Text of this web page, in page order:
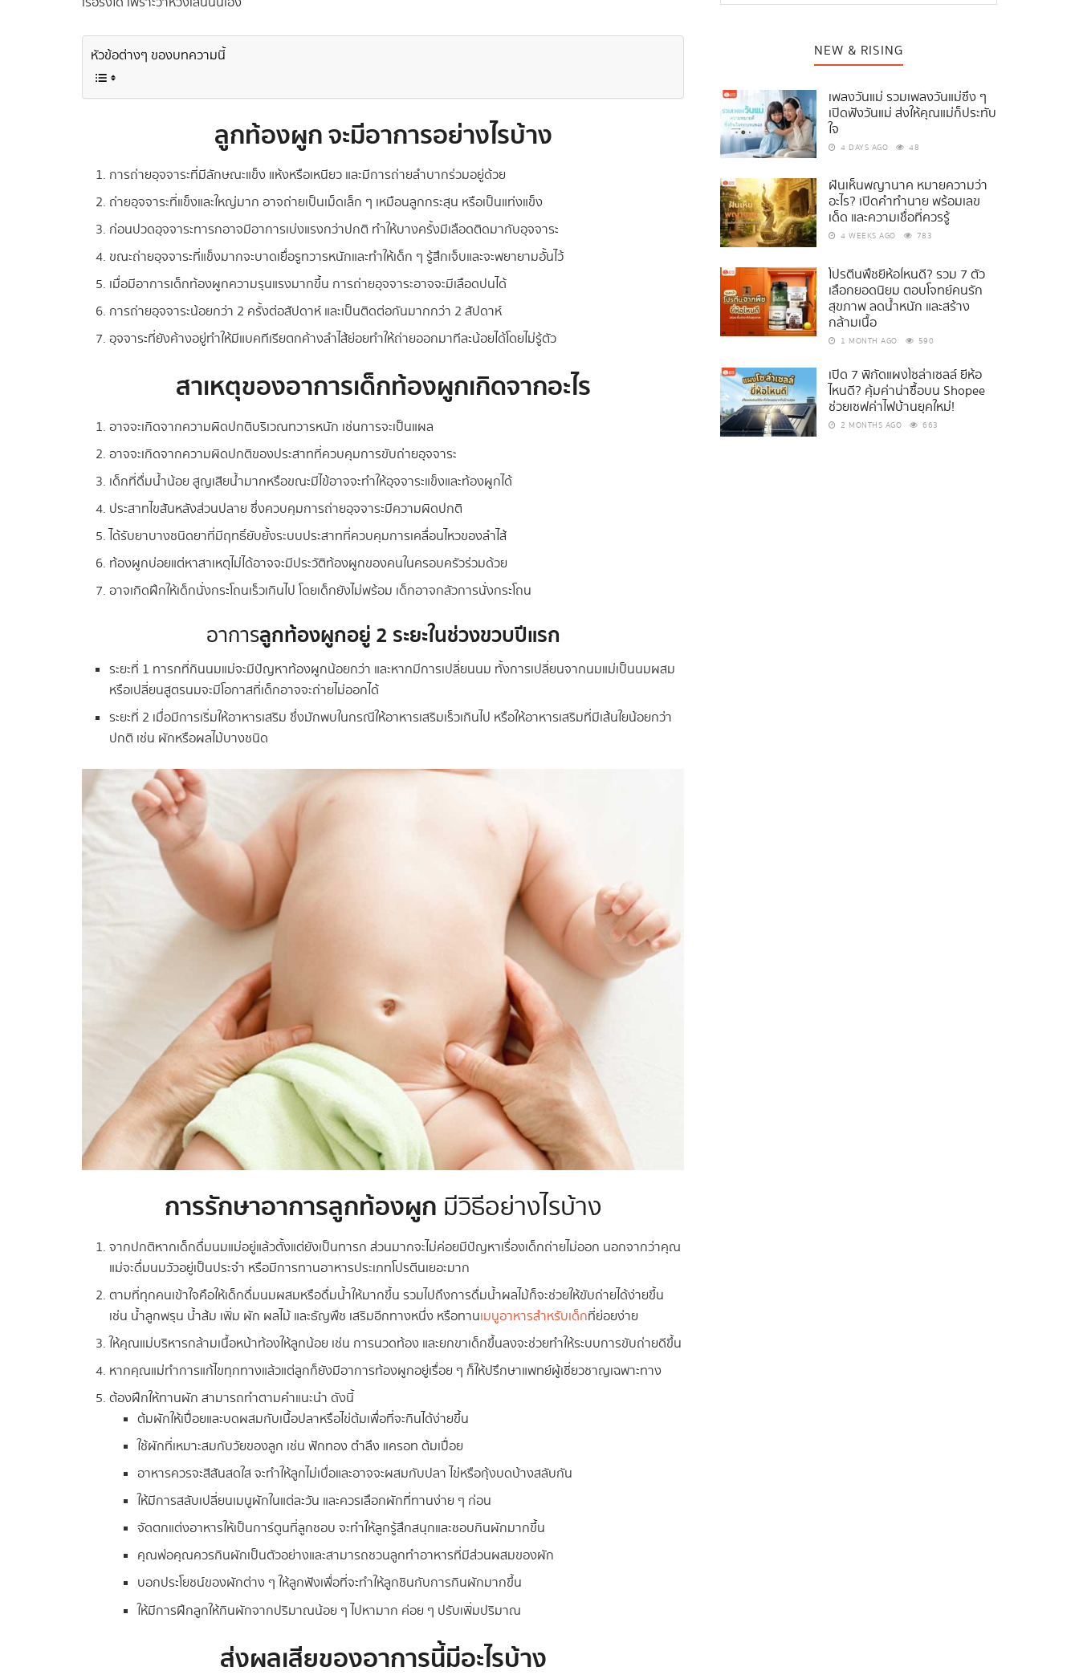
หัวข้อต่างๆ ของบทความนี้
ลูกท้องผูก จะมีอาการอย่างไรบ้าง
การถ่ายอุจจาระที่มีลักษณะแข็ง แห้งหรือเหนียว และมีการถ่ายลำบากร่วมอยู่ด้วย
ถ่ายอุจจาระที่แข็งและใหญ่มาก อาจถ่ายเป็นเม็ดเล็ก ๆ เหมือนลูกกระสุน หรือเป็นแท่งแข็ง
ก่อนปวดอุจจาระทารกอาจมีอาการเบ่งแรงกว่าปกติ ทำให้บางครั้งมีเลือดติดมากับอุจจาระ
ขณะถ่ายอุจจาระที่แข็งมากจะบาดเยื่อรูทวารหนักและทำให้เด็ก ๆ รู้สึกเจ็บและจะพยายามอั้นไว้
เมื่อมีอาการเด็กท้องผูกความรุนแรงมากขึ้น การถ่ายอุจจาระอาจจะมีเลือดปนได้
การถ่ายอุจจาระน้อยกว่า 2 ครั้งต่อสัปดาห์ และเป็นติดต่อกันมากกว่า 2 สัปดาห์
อุจจาระที่ยังค้างอยู่ทำให้มีแบคทีเรียตกค้างลำไส้ย่อยทำให้ถ่ายออกมาทีละน้อยได้โดยไม่รู้ตัว
สาเหตุของอาการเด็กท้องผูกเกิดจากอะไร
อาจจะเกิดจากความผิดปกติบริเวณทวารหนัก เช่นการจะเป็นแผล
อาจจะเกิดจากความผิดปกติของประสาทที่ควบคุมการขับถ่ายอุจจาระ
เด็กที่ดื่มน้ำน้อย สูญเสียน้ำมากหรือขณะมีไข้อาจจะทำให้อุจจาระแข็งและท้องผูกได้
ประสาทไขสันหลังส่วนปลาย ซึ่งควบคุมการถ่ายอุจจาระมีความผิดปกติ
ได้รับยาบางชนิดยาที่มีฤทธิ์ยับยั้งระบบประสาทที่ควบคุมการเคลื่อนไหวของลำไส้
ท้องผูกบ่อยแต่หาสาเหตุไม่ได้อาจจะมีประวัติท้องผูกของคนในครอบครัวร่วมด้วย
อาจเกิดฝึกให้เด็กนั่งกระโถนเร็วเกินไป โดยเด็กยังไม่พร้อม เด็กอาจกลัวการนั่งกระโถน
อาการลูกท้องผูกอยู่ 2 ระยะในช่วงขวบปีแรก
ระยะที่ 1 ทารกที่กินนมแม่จะมีปัญหาท้องผูกน้อยกว่า และหากมีการเปลี่ยนนม ทั้งการเปลี่ยนจากนมแม่เป็นนมผสม
หรือเปลี่ยนสูตรนมจะมีโอกาสที่เด็กอาจจะถ่ายไม่ออกได้
ระยะที่ 2 เมื่อมีการเริ่มให้อาหารเสริม ซึ่งมักพบในกรณีให้อาหารเสริมเร็วเกินไป หรือให้อาหารเสริมที่มีเส้นใยน้อยกว่า
ปกติ เช่น ผักหรือผลไม้บางชนิด
การรักษาอาการลูกท้องผูก มีวิธีอย่างไรบ้าง
จากปกติหากเด็กดื่มนมแม่อยู่แล้วตั้งแต่ยังเป็นทารก ส่วนมากจะไม่ค่อยมีปัญหาเรื่องเด็กถ่ายไม่ออก นอกจากว่าคุณ
แม่จะดื่มนมวัวอยู่เป็นประจำ หรือมีการทานอาหารประเภทโปรตีนเยอะมาก
ตามที่ทุกคนเข้าใจคือให้เด็กดื่มนมผสมหรือดื่มน้ำให้มากขึ้น รวมไปถึงการดื่มน้ำผลไม้ก็จะช่วยให้ขับถ่ายได้ง่ายขึ้น
เช่น น้ำลูกพรุน น้ำส้ม เพิ่ม ผัก ผลไม้ และธัญพืช เสริมอีกทางหนึ่ง หรือทานเมนูอาหารสำหรับเด็กที่ย่อยง่าย
ให้คุณแม่บริหารกล้ามเนื้อหน้าท้องให้ลูกน้อย เช่น การนวดท้อง และยกขาเด็กขึ้นลงจะช่วยทำให้ระบบการขับถ่ายดีขึ้น
หากคุณแม่ทำการแก้ไขทุกทางแล้วแต่ลูกก็ยังมีอาการท้องผูกอยู่เรื่อย ๆ ก็ให้ปรึกษาแพทย์ผู้เชี่ยวชาญเฉพาะทาง
ต้องฝึกให้ทานผัก สามารถทำตามคำแนะนำ ดังนี้
ต้มผักให้เปื่อยและบดผสมกับเนื้อปลาหรือไข่ต้มเพื่อที่จะกินได้ง่ายขึ้น
ใช้ผักที่เหมาะสมกับวัยของลูก เช่น ฟักทอง ตำลึง แครอท ต้มเปื่อย
อาหารควรจะสีสันสดใส จะทำให้ลูกไม่เบื่อและอาจจะผสมกับปลา ไข่หรือกุ้งบดบ้างสลับกัน
ให้มีการสลับเปลี่ยนเมนูผักในแต่ละวัน และควรเลือกผักที่ทานง่าย ๆ ก่อน
จัดตกแต่งอาหารให้เป็นการ์ตูนที่ลูกชอบ จะทำให้ลูกรู้สึกสนุกและชอบกินผักมากขึ้น
คุณพ่อคุณควรกินผักเป็นตัวอย่างและสามารถชวนลูกทำอาหารที่มีส่วนผสมของผัก
บอกประโยชน์ของผักต่าง ๆ ให้ลูกฟังเพื่อที่จะทำให้ลูกชินกับการกินผักมากขึ้น
ให้มีการฝึกลูกให้กินผักจากปริมาณน้อย ๆ ไปหามาก ค่อย ๆ ปรับเพิ่มปริมาณ
ส่งผลเสียของอาการนี้มีอะไรบ้าง
NEW & RISING
เพลงวันแม่ รวมเพลงวันแม่ซึ้ง ๆ
เปิดฟังวันแม่ ส่งให้คุณแม่ก็ประทับ
ใจ
4 DAYS AGO 48
ฝันเห็นพญานาค หมายความว่า
อะไร? เปิดคำทำนาย พร้อมเลข
เด็ด และความเชื่อที่ควรรู้
4 WEEKS AGO 783
โปรตีนพืชยี่ห้อไหนดี? รวม 7 ตัว
เลือกยอดนิยม ตอบโจทย์คนรัก
สุขภาพ ลดน้ำหนัก และสร้าง
กล้ามเนื้อ
1 MONTH AGO 590
เปิด 7 พิกัดแผงโซล่าเซลล์ ยี่ห้อ
ไหนดี? คุ้มค่าน่าซื้อบน Shopee
ช่วยเซฟค่าไฟบ้านยุคใหม่!
2 MONTHS AGO 663